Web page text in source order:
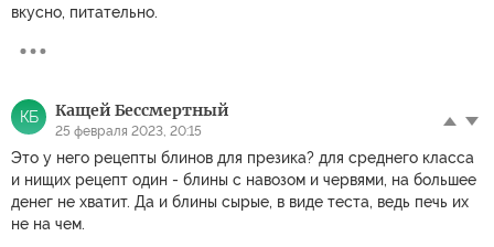
вкусно, питательно.
КБ Кащей Бессмертный
25 февраля 2023, 20:15
Это у него рецепты блинов для презика? для среднего класса
и нищих рецепт один - блины с навозом и червями, на большее
денег не хватит. Да и блины сырые, в виде теста, ведь печь их
не на чем.